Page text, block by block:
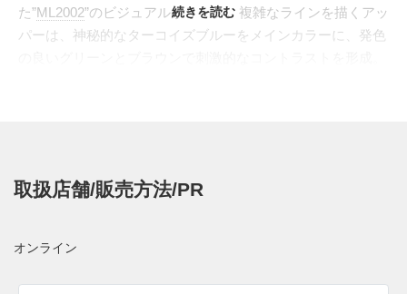
た”ML2002”のビジュアルがリーク。複雑なラインを描くアッ
パーは、神秘的なターコイズブルーをメインカラーに、発色
る、"サレヘ・バンバリー"の才知溢れるデザインセンスが発
TwitterやFacebookなどで報告したい。
続きを読む
取扱店舗/販売方法/PR
オンライン